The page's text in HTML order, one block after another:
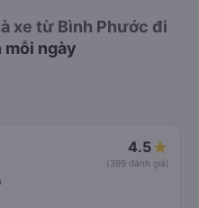
xe từ Bình Phước đi
mỗi ngày
4.5
(399 đánh giá)